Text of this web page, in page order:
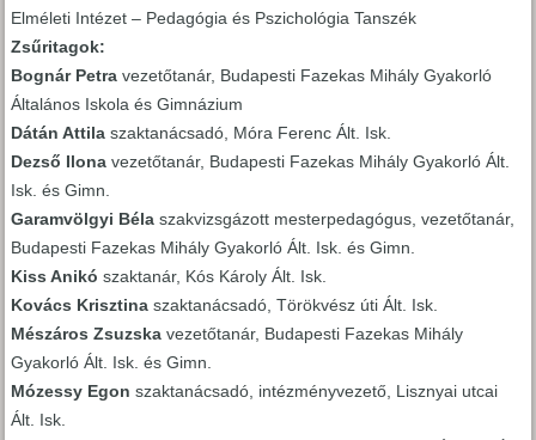
Elméleti Intézet – Pedagógia és Pszichológia Tanszék
Zsűritagok:
Bognár Petra vezetőtanár, Budapesti Fazekas Mihály Gyakorló
Általános Iskola és Gimnázium
Dátán Attila szaktanácsadó, Móra Ferenc Ált. Isk.
Dezső Ilona vezetőtanár, Budapesti Fazekas Mihály Gyakorló Ált.
Isk. és Gimn.
Garamvölgyi Béla szakvizsgázott mesterpedagógus, vezetőtanár,
Budapesti Fazekas Mihály Gyakorló Ált. Isk. és Gimn.
Kiss Anikó szaktanár, Kós Károly Ált. Isk.
Kovács Krisztina szaktanácsadó, Törökvész úti Ált. Isk.
Mészáros Zsuzska vezetőtanár, Budapesti Fazekas Mihály
Gyakorló Ált. Isk. és Gimn.
Mózessy Egon szaktanácsadó, intézményvezető, Lisznyai utcai
Ált. Isk.